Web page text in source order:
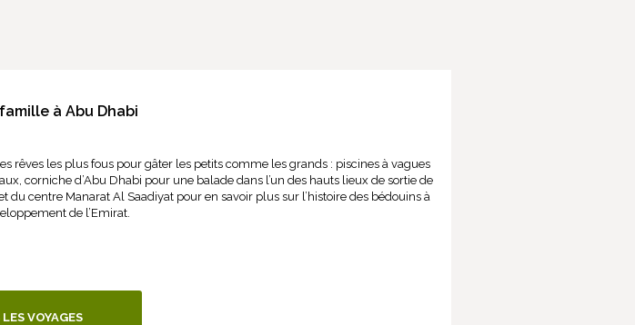
famille à Abu Dhabi
rêves les plus fous pour gâter les petits comme les grands : piscines à vagues
corniche d’Abu Dhabi pour une balade dans l’un des hauts lieux de sortie de
centre Manarat Al Saadiyat pour en savoir plus sur l’histoire des bédouins à
de l’Emirat.
VOYAGES